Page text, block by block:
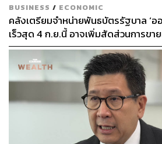
BUSINESS / ECONOMIC
คลังเตรียมจำหน่ายพันธบัตรรัฐบาล ‘
เร็วสุด 4 ก.ย.นี้ อาจเพิ่มสัดส่วนการข
First มากขึ้น